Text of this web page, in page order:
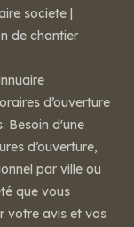
societe |
de chantier
d’ouverture
Besoin d'une
d’ouverture,
par ville ou
que vous
votre avis et vos